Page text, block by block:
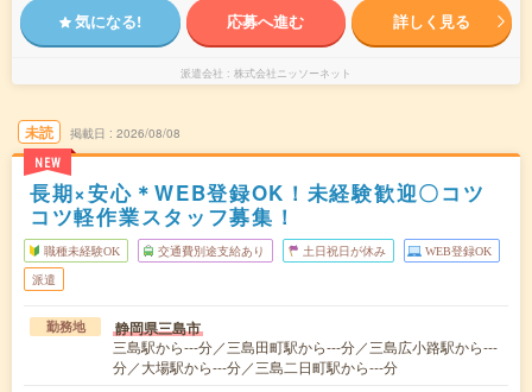
気になる! 応募へ進む 詳しく見る
派遣会社 株式会社ニッソーネット
未読
NEW
掲載日 2026/08/08
長期×安心＊WEB登録OK！未経験歓迎〇コツ
コツ軽作業スタッフ募集！
職種未経験OK 交通費別途支給あり 土日祝日が休み WEB登録OK
派遣
勤務地 静岡県三島市
三島駅から---分／三島田町駅から---分／三島広小路駅から---
分／大場駅から---分／三島二日町駅から---分